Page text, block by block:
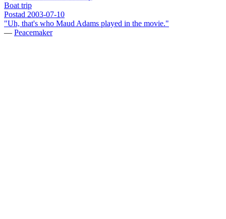
Boat trip
Postad 2003-07-10
"Uh, that's who Maud Adams played in the movie."
— Peacemaker